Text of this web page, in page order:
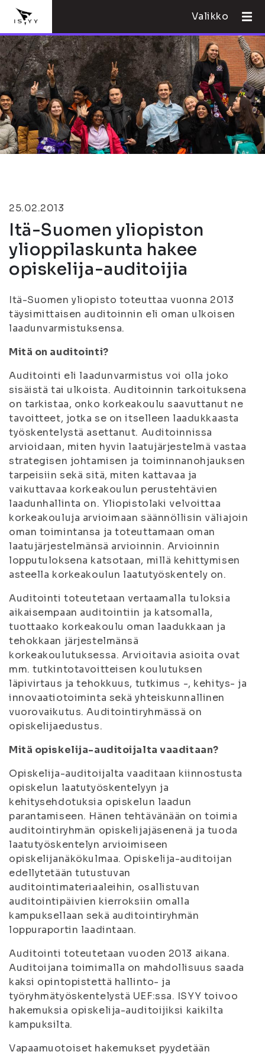
Valikko
25.02.2013
Itä-Suomen yliopiston
ylioppilaskunta hakee
opiskelija-auditoijia
Itä-Suomen yliopisto toteuttaa vuonna 2013
täysimittaisen auditoinnin eli oman ulkoisen
laadunvarmistuksensa.
Mitä on auditointi?
Auditointi eli laadunvarmistus voi olla joko
sisäistä tai ulkoista. Auditoinnin tarkoituksena
on tarkistaa, onko korkeakoulu saavuttanut ne
tavoitteet, jotka se on itselleen laadukkaasta
työskentelystä asettanut. Auditoinnissa
arvioidaan, miten hyvin laatujärjestelmä vastaa
strategisen johtamisen ja toiminnanohjauksen
tarpeisiin sekä sitä, miten kattavaa ja
vaikuttavaa korkeakoulun perustehtävien
laadunhallinta on. Yliopistolaki velvoittaa
korkeakouluja arvioimaan säännöllisin väliajoin
oman toimintansa ja toteuttamaan oman
laatujärjestelmänsä arvioinnin. Arvioinnin
lopputuloksena katsotaan, millä kehittymisen
asteella korkeakoulun laatutyöskentely on.
Auditointi toteutetaan vertaamalla tuloksia
aikaisempaan auditointiin ja katsomalla,
tuottaako korkeakoulu oman laadukkaan ja
tehokkaan järjestelmänsä
korkeakoulutuksessa. Arvioitavia asioita ovat
mm. tutkintotavoitteisen koulutuksen
läpivirtaus ja tehokkuus, tutkimus -, kehitys- ja
innovaatiotoiminta sekä yhteiskunnallinen
vuorovaikutus. Auditointiryhmässä on
opiskelijaedustus.
Mitä opiskelija-auditoijalta vaaditaan?
Opiskelija-auditoijalta vaaditaan kiinnostusta
opiskelun laatutyöskentelyyn ja
kehitysehdotuksia opiskelun laadun
parantamiseen. Hänen tehtävänään on toimia
auditointiryhmän opiskelijajäsenenä ja tuoda
laatutyöskentelyn arvioimiseen
opiskelijanäkökulmaa. Opiskelija-auditoijan
edellytetään tutustuvan
auditointimateriaaleihin, osallistuvan
auditointipäivien kierroksiin omalla
kampuksellaan sekä auditointiryhmän
loppuraportin laadintaan.
Auditointi toteutetaan vuoden 2013 aikana.
Auditoijana toimimalla on mahdollisuus saada
kaksi opintopistettä hallinto- ja
työryhmätyöskentelystä UEF:ssa. ISYY toivoo
hakemuksia opiskelija-auditoijiksi kaikilta
kampuksilta.
Vapaamuotoiset hakemukset pyydetään